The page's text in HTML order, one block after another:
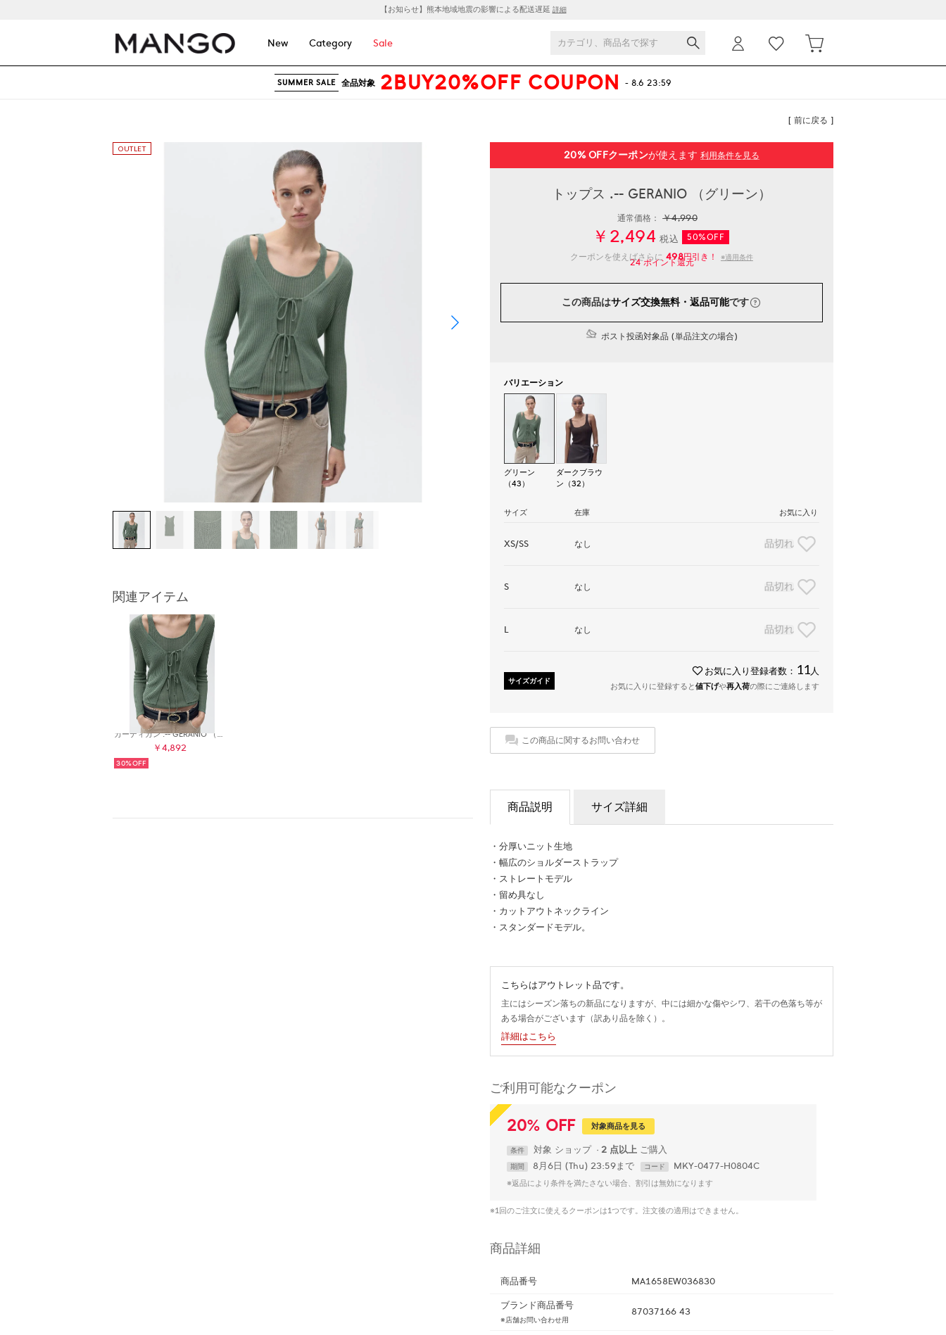
【お知らせ】熊本地域地震の影響による配送遅延 詳細
New Category Sale
SUMMER SALE 全品対象 2BUY20%OFF COUPON - 8.6 23:59
[ 前に戻る ]
関連アイテム
カーディガン .-- GERANIO （グリーン）
￥4,892
30%
20% OFFクーポンが使えます 利用条件を見る
トップス .-- GERANIO （グリーン）
通常価格：￥4,990
￥2,494 税込
50%OFF
クーポンを使えばさらに498円引き！ ※適用条件
24ポイント還元
この商品はサイズ交換無料・返品可能です
ポスト投函対象品 (単品注文の場合)
バリエーション
グリーン
（43）
ダークブラウ
ン（32）
サイズ 在庫 お気に入り
XS/SS なし 品切れ
S なし 品切れ
L なし 品切れ
サイズガイド
お気に入り登録者数： 11 人
お気に入りに登録すると値下げや再入荷の際にご連絡します
この商品に関するお問い合わせ
商品説明 サイズ詳細
・分厚いニット生地
・幅広のショルダーストラップ
・ストレートモデル
・留め具なし
・カットアウトネックライン
・スタンダードモデル。
こちらはアウトレット品です。
主にはシーズン落ちの新品になりますが、中には細かな傷やシワ、若干の色落ち等が
ある場合がございます（訳あり品を除く）。
詳細はこちら
ご利用可能なクーポン
20% OFF 対象商品を見る
条件 対象 ショップ 2 点以上
期間 8月6日 (Thu) 23:59まで コード MKY-0477-H0804C
※返品により条件を満たさない場合、割引は無効になります
※1回のご注文に使えるクーポンは1つです。注文後の適用はできません。
商品詳細
商品番号
MA1658EW036830
ブランド商品番号
※店舗お問い合わせ用
87037166 43